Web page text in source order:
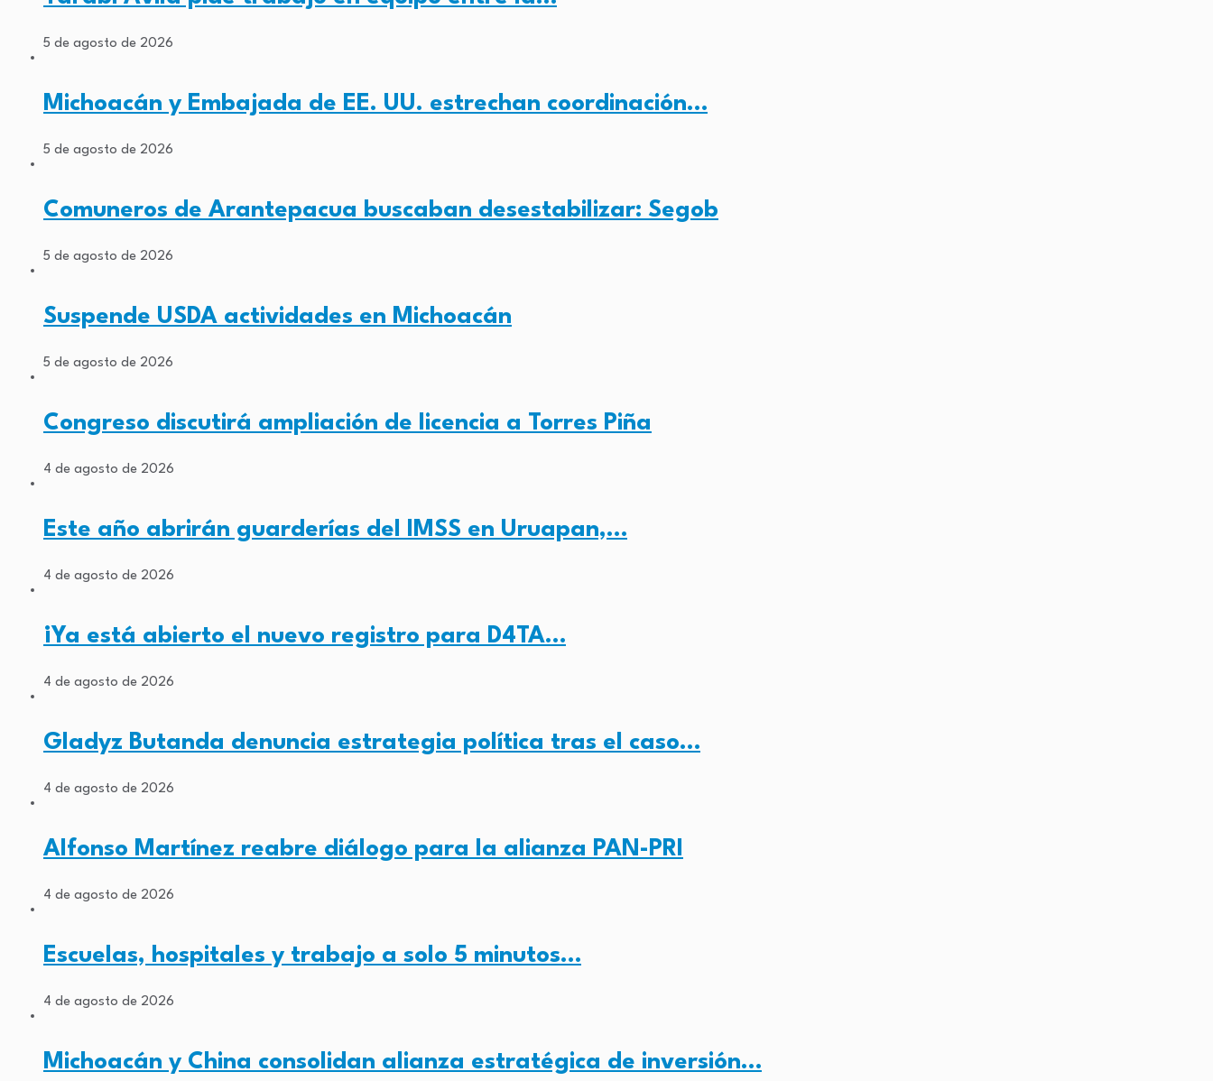
5 de agosto de 2026
Michoacán y Embajada de EE. UU. estrechan coordinación…
5 de agosto de 2026
Comuneros de Arantepacua buscaban desestabilizar: Segob
5 de agosto de 2026
Suspende USDA actividades en Michoacán
5 de agosto de 2026
Congreso discutirá ampliación de licencia a Torres Piña
4 de agosto de 2026
Este año abrirán guarderías del IMSS en Uruapan,…
4 de agosto de 2026
¡Ya está abierto el nuevo registro para D4TA…
4 de agosto de 2026
Gladyz Butanda denuncia estrategia política tras el caso…
4 de agosto de 2026
Alfonso Martínez reabre diálogo para la alianza PAN-PRI
4 de agosto de 2026
Escuelas, hospitales y trabajo a solo 5 minutos…
4 de agosto de 2026
Michoacán y China consolidan alianza estratégica de inversión…